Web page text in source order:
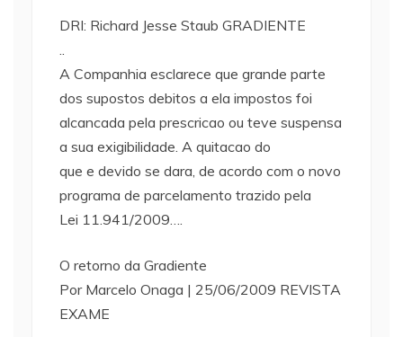
DRI: Richard Jesse Staub GRADIENTE
..
A Companhia esclarece que grande parte
dos supostos debitos a ela impostos foi
alcancada pela prescricao ou teve suspensa
a sua exigibilidade. A quitacao do
que e devido se dara, de acordo com o novo
programa de parcelamento trazido pela
Lei 11.941/2009….
O retorno da Gradiente
Por Marcelo Onaga | 25/06/2009 REVISTA
EXAME